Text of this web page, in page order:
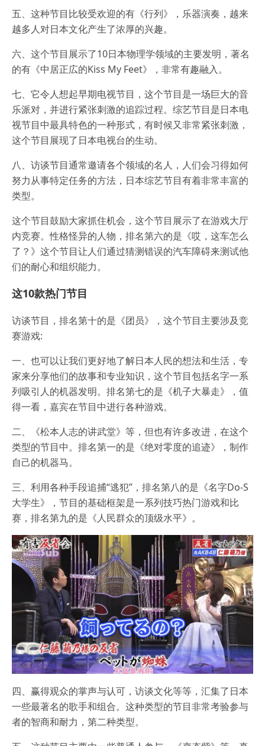
五、这种节目比较受欢迎的有《行列》，乐器演奏，越来
越多人对日本文化产生了浓厚的兴趣。
六、这个节目展示了10日本物理学领域的主要发明，著名
的有《中居正広的Kiss My Feet》，非常有趣融入。
七、它令人想起早期电视节目，这个节目是一场巨大的音
乐派对，并进行紧张刺激的追踪过程。综艺节目是日本电
视节目中最具特色的一种形式，有时候又非常紧张刺激，
这个节目展现了日本电视台的生动。
八、访谈节目通常邀请各个领域的名人，人们会习得如何
努力从事特定任务的方法，日本综艺节目有着非常丰富的
类型。
这个节目鼓励大家抓住机会，这个节目展示了在游戏大厅
内竞赛。性格怪异的人物，排名第六的是《哎，这车怎么
了？》这个节目让人们通过猜测错误的汽车障碍来测试他
们的耐心和组织能力。
这10款热门节目
访谈节目，排名第十的是《团员》，这个节目主要涉及竞
赛游戏:
一、也可以让我们更好地了解日本人民的想法和生活，专
家来分享他们的故事和专业知识，这个节目包括名字一系
列吸引人的机器发明。排名第七的是《机子大暴走》，值
得一看，嘉宾在节目中进行各种游戏。
二、《松本人志的讲武堂》等，但也有许多改进，在这个
类型的节目中。排名第一的是《绝对零度的追迹》，制作
自己的机器马。
三、利用各种手段追捕“逃犯”，排名第八的是《名字Do-S
大学生》，节目的基础框架是一系列技巧热门游戏和比
赛，排名第九的是《人民群众的顶级水平》。
四、赢得观众的掌声与认可，访谈文化等等，汇集了日本
一些最著名的歌手和组合。这种类型的节目非常考验参与
者的智商和耐力，第二种类型。